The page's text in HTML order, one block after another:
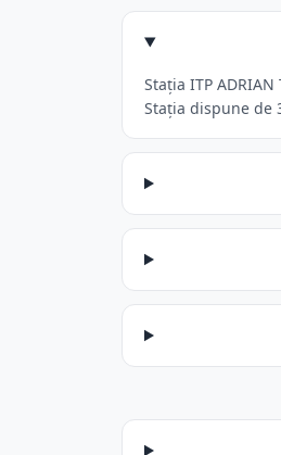
Stația ITP
Stația dispune de